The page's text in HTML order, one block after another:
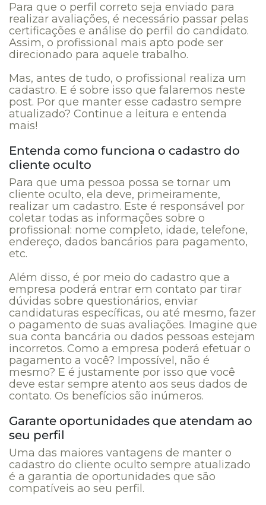
Para que o perfil correto seja enviado para
realizar avaliações, é necessário passar pelas
certificações e análise do perfil do candidato.
Assim, o profissional mais apto pode ser
direcionado para aquele trabalho.
Mas, antes de tudo, o profissional realiza um
cadastro. E é sobre isso que falaremos neste
post. Por que manter esse cadastro sempre
atualizado? Continue a leitura e entenda
mais!
Entenda como funciona o cadastro do
cliente oculto
Para que uma pessoa possa se tornar um
cliente oculto, ela deve, primeiramente,
realizar um cadastro. Este é responsável por
coletar todas as informações sobre o
profissional: nome completo, idade, telefone,
endereço, dados bancários para pagamento,
etc.
Além disso, é por meio do cadastro que a
empresa poderá entrar em contato par tirar
dúvidas sobre questionários, enviar
candidaturas específicas, ou até mesmo, fazer
o pagamento de suas avaliações. Imagine que
sua conta bancária ou dados pessoas estejam
incorretos. Como a empresa poderá efetuar o
pagamento a você? Impossível, não é
mesmo? E é justamente por isso que você
deve estar sempre atento aos seus dados de
contato. Os benefícios são inúmeros.
Garante oportunidades que atendam ao
seu perfil
Uma das maiores vantagens de manter o
cadastro do cliente oculto sempre atualizado
é a garantia de oportunidades que são
compatíveis ao seu perfil.